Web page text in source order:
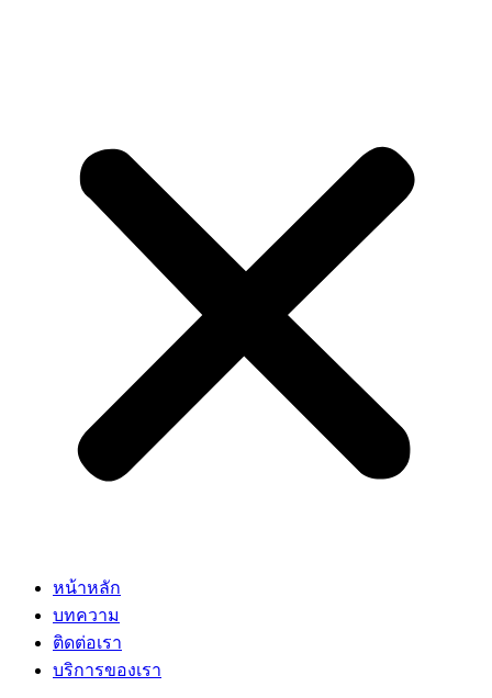
หน้าหลัก
บทความ
ติดต่อเรา
บริการของเรา